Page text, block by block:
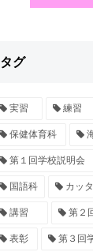
タグ
実習 練習
保健体育科
第１回学校説明会
国語科 カッ
講習 第２
表彰 第３回